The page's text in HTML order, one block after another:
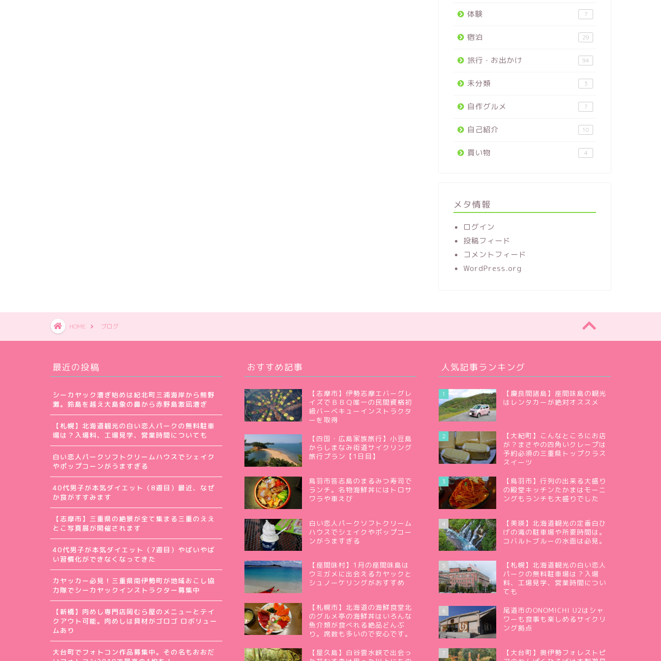
体験 7
宿泊 29
旅行・お出かけ 94
未分類 3
自作グルメ 7
自己紹介 10
買い物 4
メタ情報
ログイン
投稿フィード
コメントフィード
WordPress.org
HOME ブログ
最近の投稿
シーカヤック漕ぎ始めは紀北町三浦海岸から熊野
灘。鈴島を越え大島象の鼻から赤野島激凪漕ぎ
【札幌】北海道観光の白い恋人パークの無料駐車
場は？入場料、工場見学、営業時間についても
白い恋人パークソフトクリームハウスでシェイク
やポップコーンがうますぎる
40代男子が本気ダイエット（8週目）最近、なぜ
か食がすすみます
【志摩市】三重県の絶景が全て集まる三重のええ
とこ写真展が開催されます
40代男子が本気ダイエット（7週目）やばいやば
い習慣化ができなくなってきた
カヤッカー必見！三重県南伊勢町が地域おこし協
力隊でシーカヤックインストラクター募集中
【新橋】肉めし専門店岡むら屋のメニューとテイ
クアウト可能。肉めしは具材がゴロゴ ロボリュー
ムあり
大台町でフォトコン作品募集中。その名もおおだ
おすすめ記事
【志摩市】伊勢志摩エバーグレ
イズでＢＢＱ唯一の民間資格初
級バーベキューインストラクタ
ーを取得
【四国・広島家族旅行】小豆島
からしまなみ街道サイクリング
旅行プラン【1日目】
鳥羽市答志島のまるみつ寿司で
ランチ。名物海鮮丼にはトロサ
ワラや車えび
白い恋人パークソフトクリーム
ハウスでシェイクやポップコー
ンがうますぎる
【座間味村】1月の座間味島は
ウミガメに出会えるカヤックと
シュノーケリングがおすすめ
【札幌市】北海道の海鮮食堂北
のグルメ亭の海鮮丼はいろんな
魚介類が食べれる絶品どんぶ
り。席数も多いので安心です。
【屋久島】白谷雲水峡で出会っ
人気記事ランキング
1
【慶良間諸島】座間味島の観光
はレンタカーが絶対オススメ
2
【大紀町】こんなところにお店
が？まさやの四角いクレープは
予約必須の三重県トップクラス
スイーツ
3
【鳥羽市】行列の出来る大盛り
の殿堂キッチンたかまはモーニ
ングもランチも大盛りでした
4
【美瑛】北海道観光の定番白ひ
げの滝の駐車場や所要時間は。
コバルトブルーの水面は必見。
5
【札幌】北海道観光の白い恋人
パークの無料駐車場は？入場
料、工場見学、営業時間につい
ても
6
尾道市のONOMICHI U2はシャ
ワーも食事も楽しめるサイクリ
ング拠点
7
【大台町】奥伊勢フォレストピ